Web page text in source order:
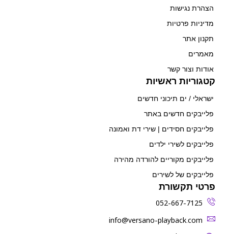
הצהרת נגישות
מדיניות פרטיות
תקנון אתר
מאמרים
אודות וצור קשר
קטגוריות ראשיות
ישראלי / ים תיכוני חדשים
פלייבקים חדשים באתר
פלייבקים חסידים | שירי דת ואמונה
פלייבקים לשירי ילדים
פלייבקים מקוריים להורדה מהירה
פלייבקים של לשירים
פרטי תקשורת
052-667-7125
‫info@versano-playback.com‬